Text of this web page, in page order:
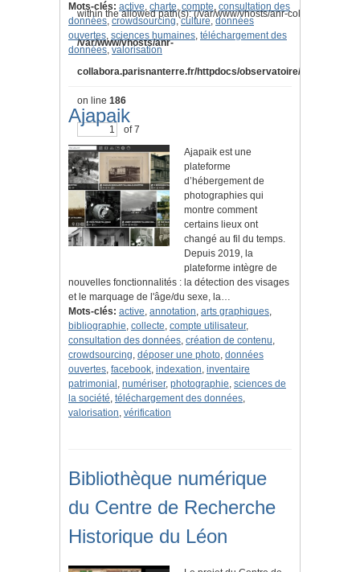
within the allowed path(s): (/var/www/vhosts/anr-
/var/www/vhosts/anr-
collabora.parisnanterre.fr/httpdocs/observatoire/application/
on line 186
of 7
Mots-clés: active, charte, compte, consultation des
données, crowdsourcing,culture, données
ouvertes, sciences humaines, téléchargement des
données, valorisation
Ajapaik
Ajapaik est une
plateforme
d’hébergement de
photographies qui
montre comment
certains lieux ont
changé au fil du temps.
Depuis 2019, la
plateforme intègre de
nouvelles fonctionnalités : la détection des visages
et le marquage de l'âge/du sexe, la…
Mots-clés: active, annotation, arts graphiques,
bibliographie, collecte, compte utilisateur,
consultation des données, création de contenu,
crowdsourcing, déposer une photo, données
ouvertes, facebook, indexation, inventaire
patrimonial , numériser, photographie, sciences de
la société, téléchargement des données,
valorisation, vérification
Bibliothèque numérique
du Centre de Recherche
Historique du Léon